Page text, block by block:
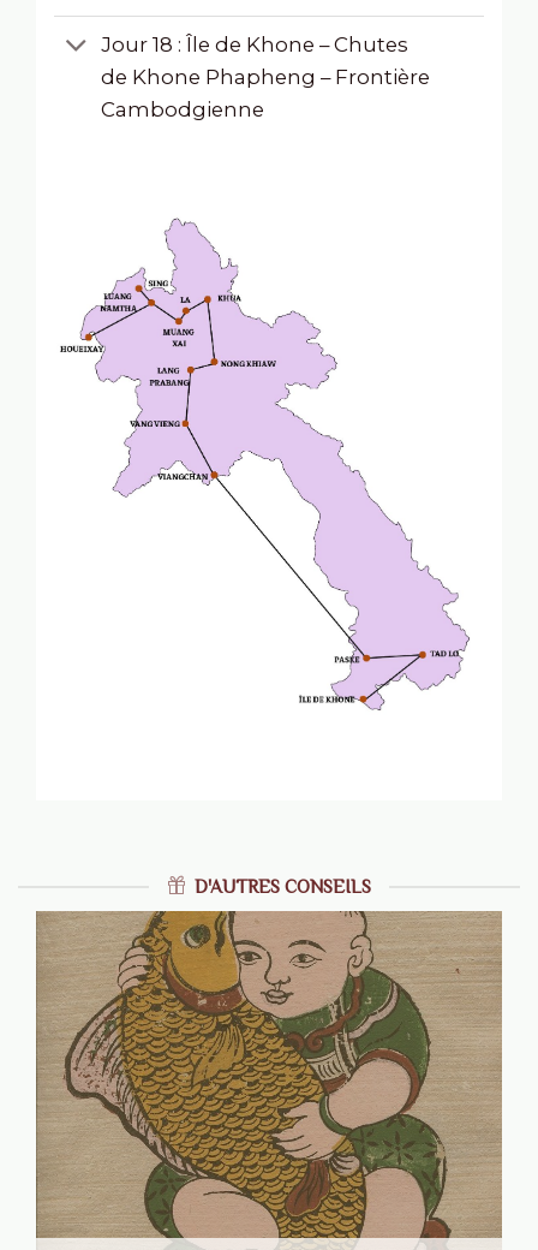
Jour 18 : Île de Khone – Chutes
de Khone Phapheng – Frontière
Cambodgienne
D'AUTRES CONSEILS